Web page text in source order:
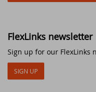
FlexLinks newsletter
Sign up for our FlexLinks
SIGN UP
A
and